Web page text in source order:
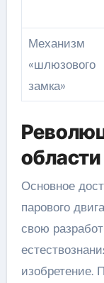
Механизм
«шлюзового
замка»
Основное
парового
свою
изобретение.